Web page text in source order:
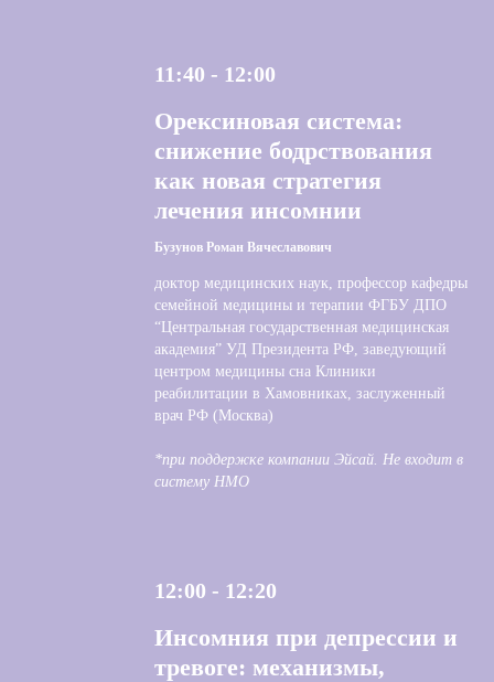
11:40 - 12:00
Орексиновая система:
снижение бодрствования
как новая стратегия
лечения инсомнии
Бузунов Роман Вячеславович
доктор медицинских наук, профессор кафедры
семейной медицины и терапии ФГБУ ДПО
“Центральная государственная медицинская
академия” УД Президента РФ, заведующий
центром медицины сна Клиники
реабилитации в Хамовниках, заслуженный
врач РФ (Москва)
*при поддержке компании Эйсай. Не входит в
систему НМО
12:00 - 12:20
Инсомния при депрессии и
тревоге: механизмы,